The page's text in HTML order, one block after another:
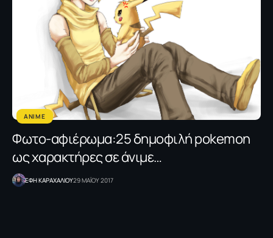
ANIME
Φωτο-αφιέρωμα:25 δημοφιλή pokemon
ως χαρακτήρες σε άνιμε…
ΕΦΗ KΑΡΑΧΑΛΙΟΥ29 ΜΑΪΟΥ 2017